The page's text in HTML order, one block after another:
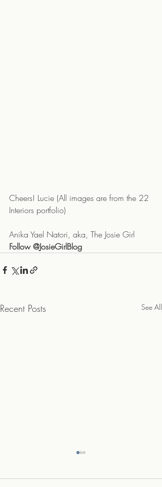
Cheers! Lucie (All images are from the 22
Interiors portfolio)
Anika Yael Natori, aka, The Josie Girl
Follow @JosieGirlBlog
Recent Posts See All